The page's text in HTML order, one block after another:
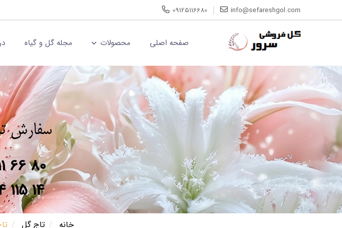
info@sefareshgol.com
09125116680
صفحه اصلی محصولات مجله گل و گیاه
سفارش
66 80
115 14
خانه تاج گل